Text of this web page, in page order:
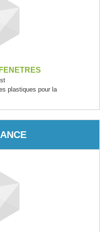
plastiques pour la